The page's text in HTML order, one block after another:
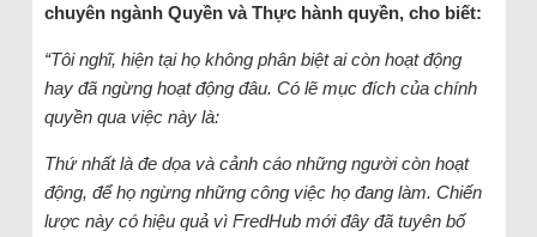
chuyên ngành Quyền và Thực hành quyền, cho biết:
“Tôi nghĩ, hiện tại họ không phân biệt ai còn hoạt động
hay đã ngừng hoạt động đâu. Có lẽ mục đích của chính
quyền qua việc này là:
Thứ nhất là đe dọa và cảnh cáo những người còn hoạt
động, để họ ngừng những công việc họ đang làm. Chiến
lược này có hiệu quả vì FredHub mới đây đã tuyên bố